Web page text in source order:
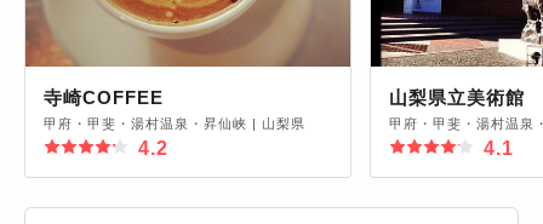
寺崎COFFEE
甲府・甲斐・湯村温泉・昇仙峡 | 山梨県
4.2
山梨県立美術館
甲府・甲斐・湯村温泉
4.1